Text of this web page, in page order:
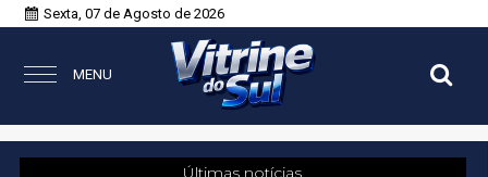
Sexta, 07 de Agosto de 2026
MENU
Últimas notícias